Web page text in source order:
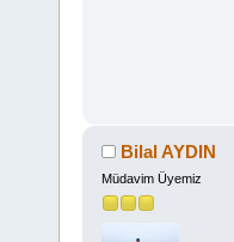
Bilal AYDIN
Müdavim Üyemiz